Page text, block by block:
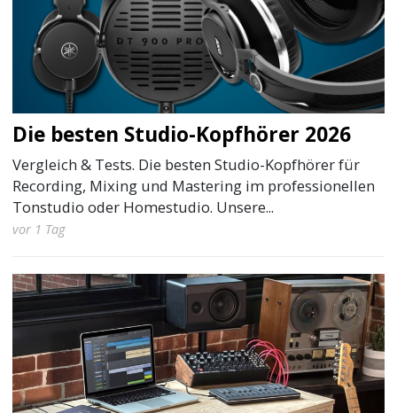
Die besten Studio-Kopfhörer 2026
Vergleich & Tests. Die besten Studio-Kopfhörer für
Recording, Mixing und Mastering im professionellen
Tonstudio oder Homestudio. Unsere...
vor 1 Tag